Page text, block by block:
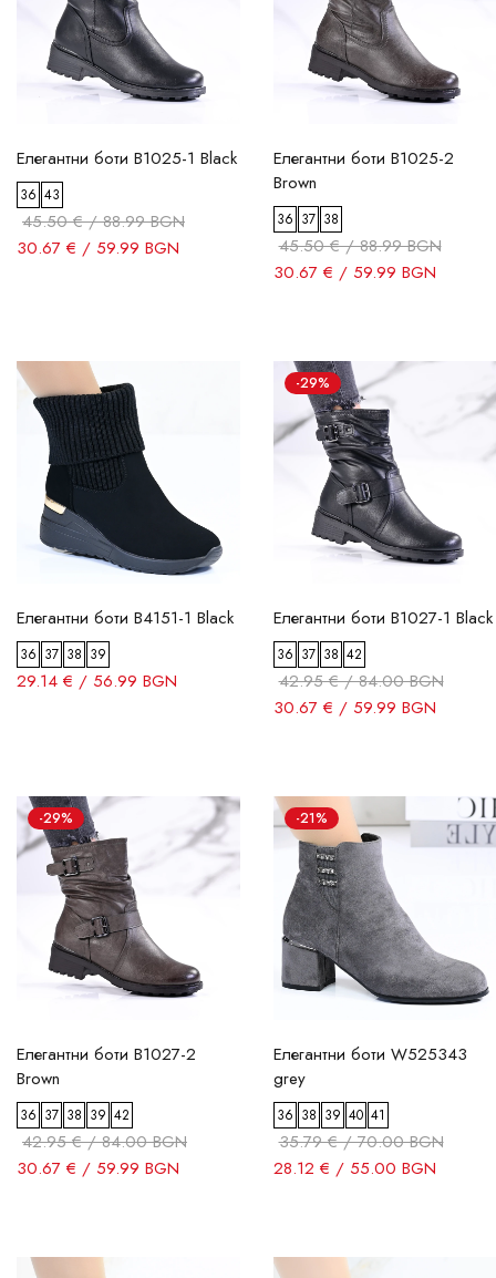
Елегантни боти B1025-1 Black
36 43
45.50 € / 88.99 BGN
30.67 € / 59.99 BGN
Елегантни боти B1025-2
Brown
36 37 38
45.50 € / 88.99 BGN
30.67 € / 59.99 BGN
Елегантни боти B4151-1 Black
36 37 38 39
29.14 € / 56.99 BGN
-29%
Елегантни боти B1027-1 Black
36 37 38 42
42.95 € / 84.00 BGN
30.67 € / 59.99 BGN
-29%
Елегантни боти B1027-2
Brown
36 37 38 39 42
42.95 € / 84.00 BGN
30.67 € / 59.99 BGN
-21%
Елегантни боти W525343
grey
36 38 39 40 41
35.79 € / 70.00 BGN
28.12 € / 55.00 BGN